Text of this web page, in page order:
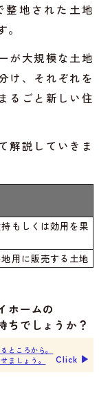
整地された土地
が大規模な土地
け、それぞれを
るごと新しい住
解説していきま
もしくは効用を果
用に販売する土地
ホームの
ちでしょうか？
ところから。
ましょう。
Click ▶︎